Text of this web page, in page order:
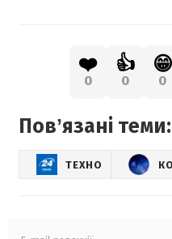
❤️
0
👍
0
😁
0
Повʼязані теми:
ТЕХНО